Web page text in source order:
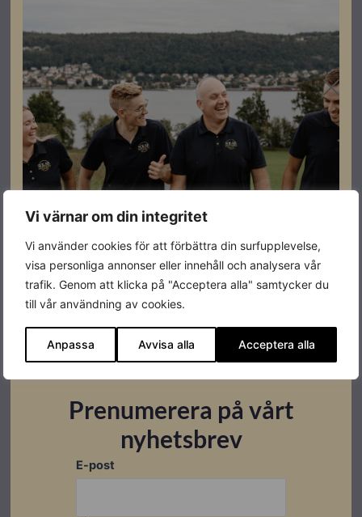
Vi värnar om din integritet
Vi använder cookies för att förbättra din surfupplevelse,
visa personliga annonser eller innehåll och analysera vår
trafik. Genom att klicka på "Acceptera alla" samtycker du
till vår användning av cookies.
Anpassa Avvisa alla Acceptera alla
Har MC4 kontakter.
Specifikationer
Djup 30 mm
Bredd 1134 mm
Höjd 1722 mm
Vikt 22 kg
Effekt 400W
Produktgaranti 20 år
Varumärke Bisol
Prenumerera på vårt
nyhetsbrev
E-post